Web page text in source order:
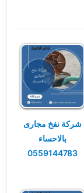
شركة نفخ مجارى
بالاحساء
0559144783